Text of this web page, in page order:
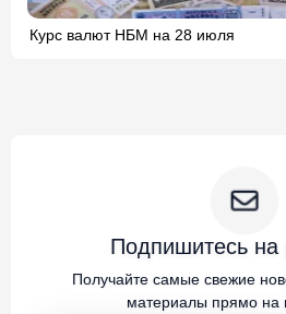
Курс валют НБМ на 28 июля
Подпишитесь на
Получайте самые свежие
материалы прямо на